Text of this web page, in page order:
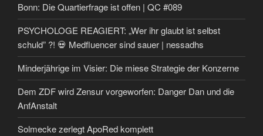
Bonn: Die Quartierfrage ist offen | QC #089
PSYCHOLOGE REAGIERT: „Wer ihr glaubt ist selbst
schuld” ?! 💀 Medfluencer sind sauer | nessadhs
Minderjährige im Visier: Die miese Strategie der Konzerne
Dem ZDF wird Zensur vorgeworfen: Danger Dan und die
AnfAnstalt
Solmecke zerlegt ApoRed komplett